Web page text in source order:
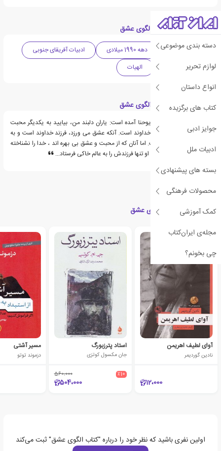
دسته بندی موضوعی
لوازم تحریر
انواع داستان
کتاب های برگزیده
جوایز ادبی
ادبیات ملل
بسته های پیشنهادی
محصولات فرهنگی
کمک آموزشی
مجله‌ی ایران‌کتاب
چی بخونم؟
دسته بندی های کتاب الگوی عشق
ادبیات آفریقا دهه 1990 میلادی
ادبیات آفریقای جنوبی
دینی و مذهبی
الهیات
قسمت هایی از کتاب الگوی عشق
در باب چهارم انجیل یوحنا آمده است: یاران دلبند من، بیایید به یکدیگر محبت
کنیم که سرچشمه محبت خداوند است. آنکه عشق می ورزد، فرزند خداوند است و به
شناخت او نایل شده است. اما آنان که از محبت و عشق بی بهره اند ، خدا را نشناخته
اند، زیرا خدا محبت است. او تنها فرزندش را به عالم خاکی فرستاد...
کتاب های مرتبط با الگوی عشق
آوای لطیف اهریمن
نادین گوردیمر
12،000
استاد پترزبورگ
جان مکسول کوتزی
٪10 560،000
504،000
مسیر آشتی
دزموند توتو
اولین نفری باشید که نظر خود را درباره "کتاب الگوی عشق" ثبت می‌کند